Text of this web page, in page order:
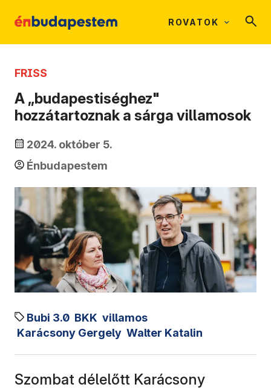
ROVATOK
FRISS
A „budapestiséghez"
hozzátartoznak a sárga villamosok
2024. október 5.
Énbudapestem
Bubi 3.0 BKK villamos
Karácsony Gergely Walter Katalin
Szombat délelőtt Karácsony